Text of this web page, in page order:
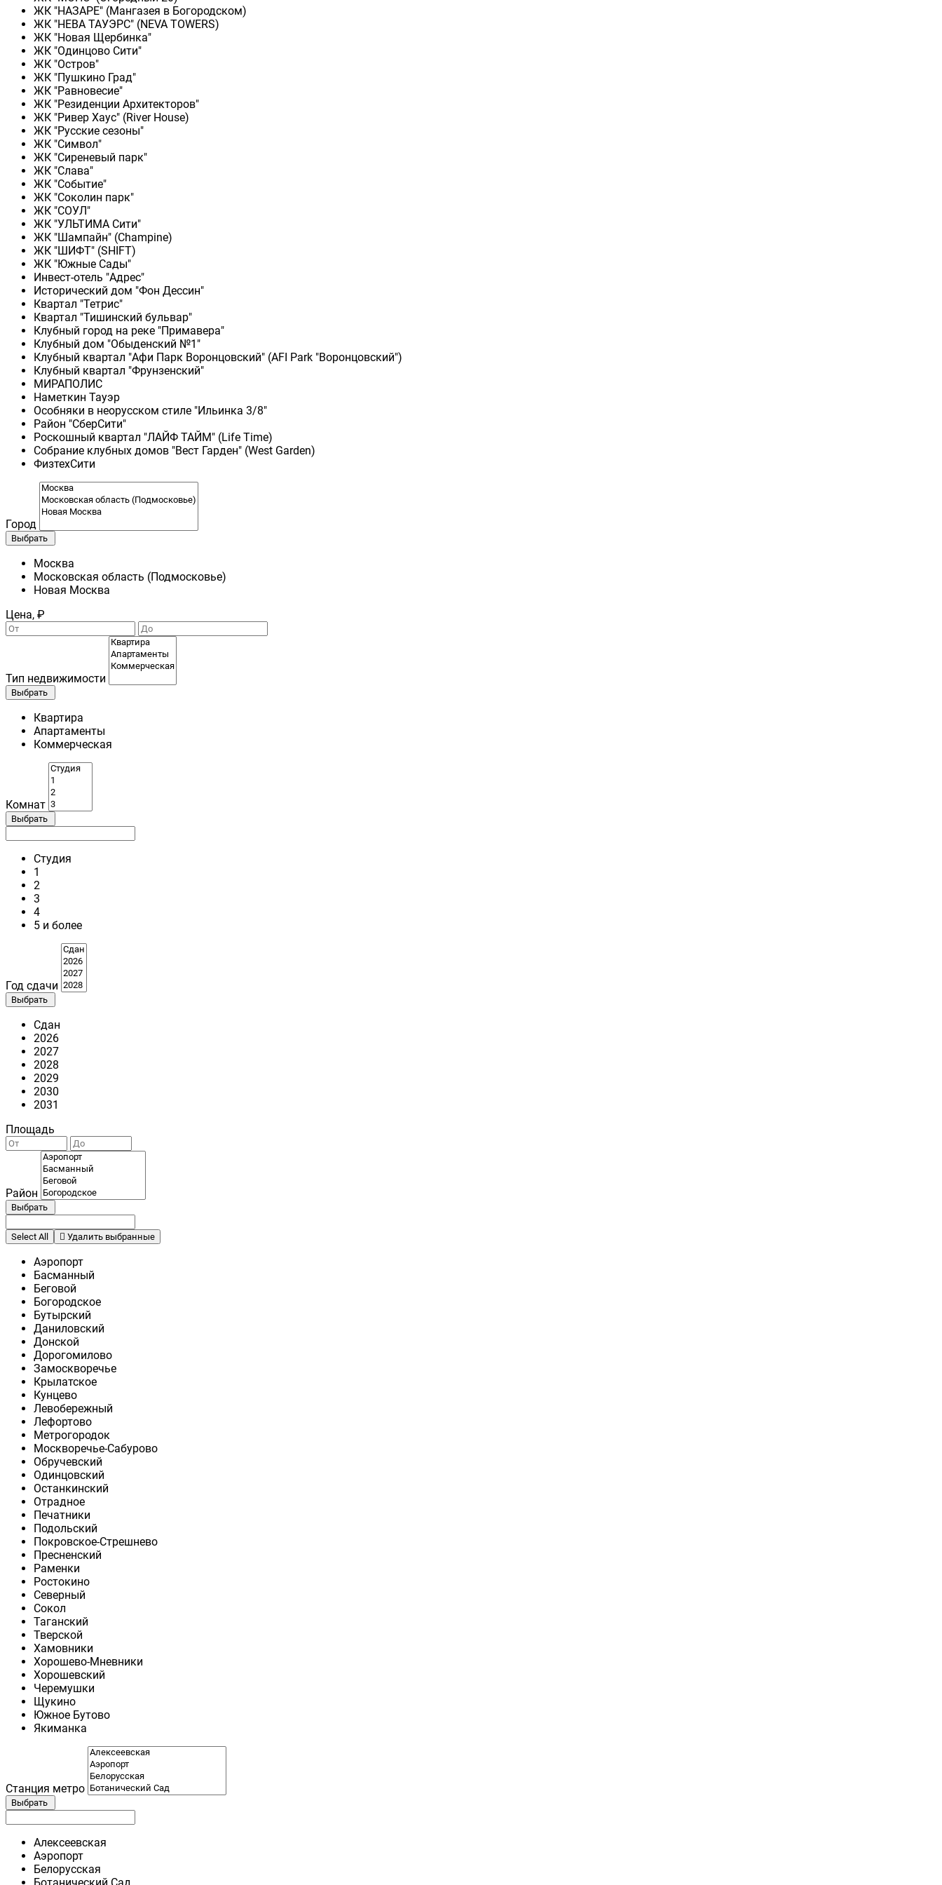
ЖК "НАЗАРЕ" (Мангазея в Богородском)
ЖК "НЕВА ТАУЭРС" (NEVA TOWERS)
ЖК "Новая Щербинка"
ЖК "Одинцово Сити"
ЖК "Остров"
ЖК "Пушкино Град"
ЖК "Равновесие"
ЖК "Резиденции Архитекторов"
ЖК "Ривер Хаус" (River Нouse)
ЖК "Русские сезоны"
ЖК "Символ"
ЖК "Сиреневый парк"
ЖК "Слава"
ЖК "Событие"
ЖК "Соколин парк"
ЖК "СОУЛ"
ЖК "УЛЬТИМА Сити"
ЖК "Шампайн" (Champine)
ЖК "ШИФТ" (SHIFT)
ЖК "Южные Сады"
Инвест-отель "Адрес"
Исторический дом "Фон Дессин"
Квартал "Тетрис"
Квартал "Тишинский бульвар"
Клубный город на реке "Примавера"
Клубный дом "Обыденский №1"
Клубный квартал "Афи Парк Воронцовский" (AFI Park "Воронцовский")
Клубный квартал "Фрунзенский"
МИРАПОЛИС
Наметкин Тауэр
Особняки в неорусском стиле "Ильинка 3/8"
Район "СберСити"
Роскошный квартал "ЛАЙФ ТАЙМ" (Life Time)
Собрание клубных домов "Вест Гарден" (West Garden)
ФизтехСити
Город
Выбрать
Москва
Московская область (Подмосковье)
Новая Москва
Цена, ₽
Тип недвижимости
Выбрать
Квартира
Апартаменты
Коммерческая
Комнат
Выбрать
Студия
1
2
3
4
5 и более
Год сдачи
Выбрать
Сдан
2026
2027
2028
2029
2030
2031
Площадь
Район
Выбрать
Select All Удалить выбранные
Аэропорт
Басманный
Беговой
Богородское
Бутырский
Даниловский
Донской
Дорогомилово
Замоскворечье
Крылатское
Кунцево
Левобережный
Лефортово
Метрогородок
Москворечье-Сабурово
Обручевский
Одинцовский
Останкинский
Отрадное
Печатники
Подольский
Покровское-Стрешнево
Пресненский
Раменки
Ростокино
Северный
Сокол
Таганский
Тверской
Хамовники
Хорошево-Мневники
Хорошевский
Черемушки
Щукино
Южное Бутово
Якиманка
Станция метро
Выбрать
Алексеевская
Аэропорт
Белорусская